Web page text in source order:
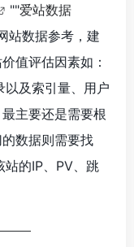
""爱站数据
站数据参考，建
值评估因素如：
以及索引量、用户
主要还是需要根
数据则需要找
的IP、PV、跳